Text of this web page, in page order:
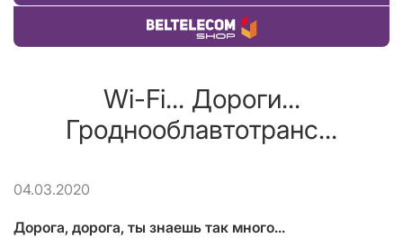
Купіць тавар
Wi-Fi... Дороги...
Гроднооблавтотранс...
04.03.2020
Дорога, дорога, ты знаешь так много...